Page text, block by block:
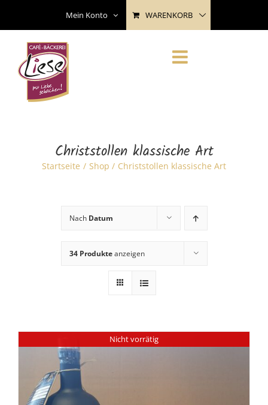
content
Mein Konto WARENKORB
Christstollen klassische Art
Startseite Shop Christstollen klassische Art
Nach Datum
34 Produkteanzeigen
Nicht vorrätig